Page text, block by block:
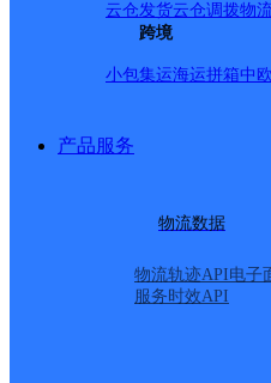
云仓发货云仓调拨物
跨境
小包集运海运拼箱中
产品服务
物流数据
物流轨迹API电子
服务时效API
韵达速递,
河南延津县
韵达速递 更
科技路南
派送范围: